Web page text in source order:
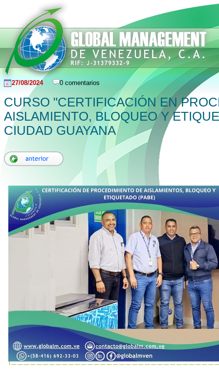
27/08/2024 0 comentarios
CURSO "CERTIFICACIÓN EN
AISLAMIENTO, BLOQUEO Y
CIUDAD GUAYANA